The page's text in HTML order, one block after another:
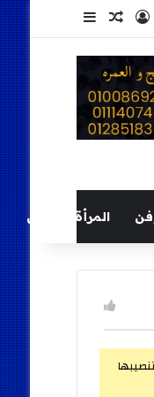
نلضتسجيل الدخول
مقال عشوائي
إضافة عمود
المرأة والطفل